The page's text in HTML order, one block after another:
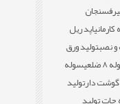
رفسنجان
پد ریل
نصبتولید ورق
ضلعی
سوله
گوشت دارتولید